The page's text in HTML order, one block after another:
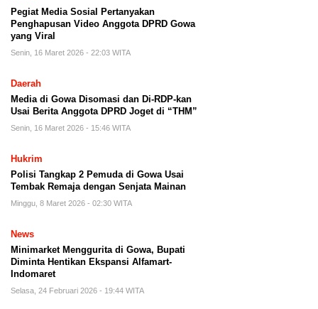
Pegiat Media Sosial Pertanyakan
Penghapusan Video Anggota DPRD Gowa
yang Viral
Senin, 16 Maret 2026 - 22:03 WITA
Daerah
Media di Gowa Disomasi dan Di-RDP-kan
Usai Berita Anggota DPRD Joget di “THM”
Senin, 16 Maret 2026 - 15:46 WITA
Hukrim
Polisi Tangkap 2 Pemuda di Gowa Usai
Tembak Remaja dengan Senjata Mainan
Minggu, 8 Maret 2026 - 02:30 WITA
News
Minimarket Menggurita di Gowa, Bupati
Diminta Hentikan Ekspansi Alfamart-
Indomaret
Selasa, 24 Februari 2026 - 19:44 WITA